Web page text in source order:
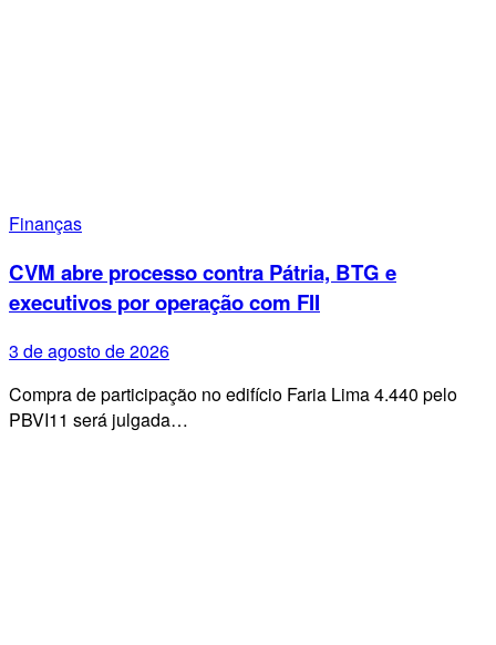
Finanças
CVM abre processo contra Pátria, BTG e
executivos por operação com FII
3 de agosto de 2026
Compra de participação no edifício Faria Lima 4.440 pelo
PBVI11 será julgada…